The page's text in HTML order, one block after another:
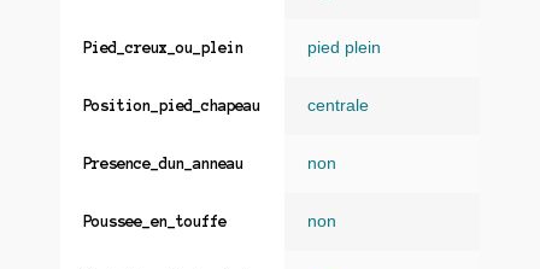
Pied_creux_ou_plein pied plein
Position_pied_chapeau centrale
Presence_dun_anneau non
Poussee_en_touffe non